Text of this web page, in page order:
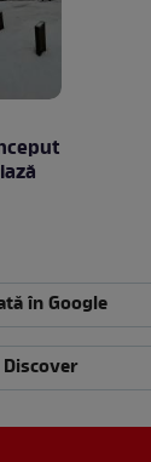
în Google